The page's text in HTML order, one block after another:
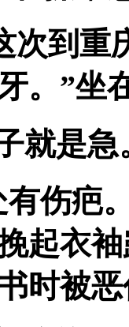
到重
。”坐
是急
伤疤
起衣袖
时被